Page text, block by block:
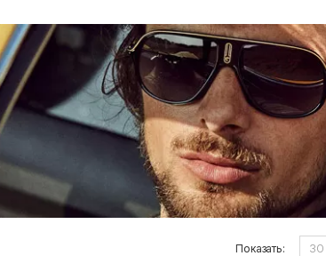
Показать: